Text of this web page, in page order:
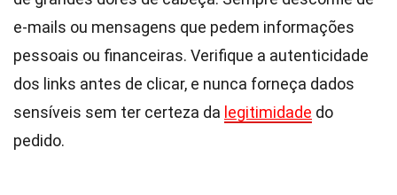
e-mails ou mensagens que pedem informações
pessoais ou financeiras. Verifique a autenticidade
dos links antes de clicar, e nunca forneça dados
sensíveis sem ter certeza da legitimidade do
pedido.